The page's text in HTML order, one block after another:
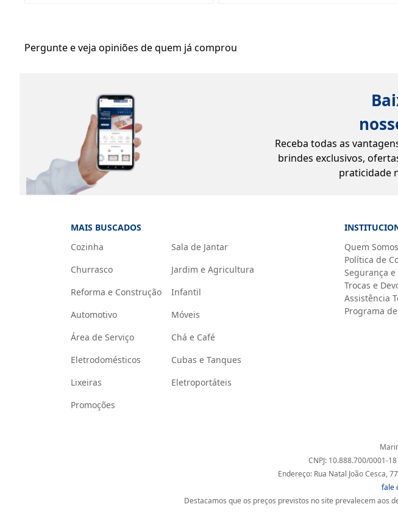
Pergunte e veja opiniões de quem já comprou
Receba todas as
brindes exclusivos,
praticidade
MAIS BUSCADOS
Cozinha
Sala de Jantar
Churrasco
Jardim e Agricultura
Reforma e Construção
Infantil
Automotivo
Móveis
Área de Serviço
Chá e Café
Eletrodomésticos
Cubas e Tanques
Lixeiras
Eletroportáteis
Promoções
Quem Somos
Política de
Segurança
Trocas e
Assistência
Programa
CNPJ: 10.888.700/0001-
Endereço: Rua Natal João Cesca,
fale
Destacamos que os preços previstos no site prevalecem aos